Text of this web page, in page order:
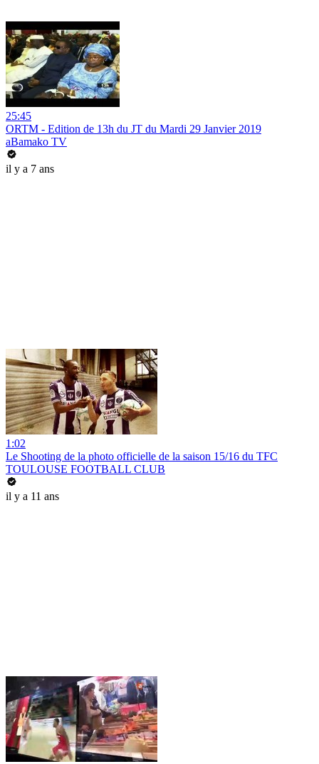
25:45
ORTM - Edition de 13h du JT du Mardi 29 Janvier 2019
aBamako TV
il y a 7 ans
1:02
Le Shooting de la photo officielle de la saison 15/16 du TFC
TOULOUSE FOOTBALL CLUB
il y a 11 ans